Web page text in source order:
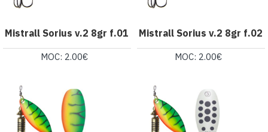
Mistrall Sorius v.2 8gr f.01
MOC: 2.00€
Mistrall Sorius v.2 8gr f.02
MOC: 2.00€